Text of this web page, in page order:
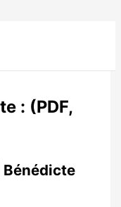
: (PDF,
Bénédicte